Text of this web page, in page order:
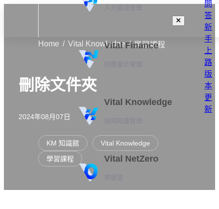
Vital Finance
Vital Knowledge
Vital NetZero
問
答
新
手
上
路
版
本
更
新
Home Vital Knowledge 學習課程
刪除文件夾
2024年08月07日
KM 知識館
Vital Knowledge
學習課程